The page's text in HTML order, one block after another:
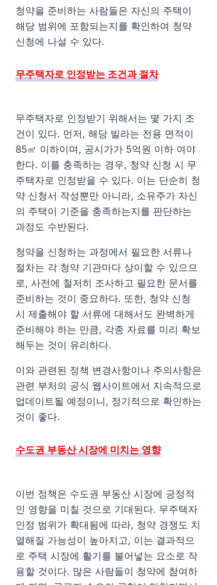
청약을 준비하는 사람들은 자신의 주택이
해당 범위에 포함되는지를 확인하여 청약
신청에 나설 수 있다.
무주택자로 인정받는 조건과 절차
무주택자로 인정받기 위해서는 몇 가지 조
건이 있다. 먼저, 해당 빌라는 전용 면적이
85㎡ 이하이며, 공시가가 5억원 이하 여야
한다. 이를 충족하는 경우, 청약 신청 시 무
주택자로 인정받을 수 있다. 이는 단순히 청
약 신청서 작성뿐만 아니라, 소유주가 자신
의 주택이 기준을 충족하는지를 판단하는
과정도 수반된다.
청약을 신청하는 과정에서 필요한 서류나
절차는 각 청약 기관마다 상이할 수 있으므
로, 사전에 철저히 조사하고 필요한 문서를
준비하는 것이 중요하다. 또한, 청약 신청
시 제출해야 할 서류에 대해서도 완벽하게
준비해야 하는 만큼, 각종 자료를 미리 확보
해두는 것이 유리하다.
이와 관련된 정책 변경사항이나 주의사항은
관련 부처의 공식 웹사이트에서 지속적으로
업데이트될 예정이니, 정기적으로 확인하는
것이 좋다.
수도권 부동산 시장에 미치는 영향
이번 정책은 수도권 부동산 시장에 긍정적
인 영향을 미칠 것으로 기대된다. 무주택자
인정 범위가 확대됨에 따라, 청약 경쟁도 치
열해질 가능성이 높아지고, 이는 결과적으
로 주택 시장에 활기를 불어넣는 요소로 작
용할 것이다. 많은 사람들이 청약에 참여하